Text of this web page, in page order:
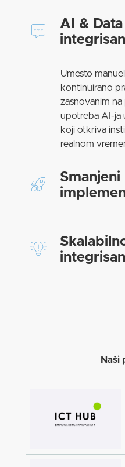
AI & Data
Umesto
kontinuirano
zasnovanim
upotreba AI-ja
koji otkriva
realnom
Smanjeni
Naši